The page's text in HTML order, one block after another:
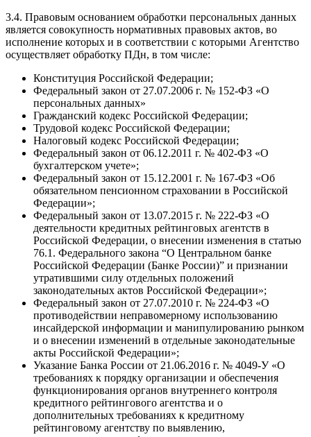
3.4. Правовым основанием обработки персональных данных
является совокупность нормативных правовых актов, во
исполнение которых и в соответствии с которыми Агентство
осуществляет обработку ПДн, в том числе:
Конституция Российской Федерации;
Федеральный закон от 27.07.2006 г. № 152-ФЗ «О
персональных данных»
Гражданский кодекс Российской Федерации;
Трудовой кодекс Российской Федерации;
Налоговый кодекс Российской Федерации;
Федеральный закон от 06.12.2011 г. № 402-ФЗ «О
бухгалтерском учете»;
Федеральный закон от 15.12.2001 г. № 167-ФЗ «Об
обязательном пенсионном страховании в Российской
Федерации»;
Федеральный закон от 13.07.2015 г. № 222-ФЗ «О
деятельности кредитных рейтинговых агентств в
Российской Федерации, о внесении изменения в статью
76.1. Федерального закона “О Центральном банке
Российской Федерации (Банке России)” и признании
утратившими силу отдельных положений
законодательных актов Российской Федерации»;
Федеральный закон от 27.07.2010 г. № 224-ФЗ «О
противодействии неправомерному использованию
инсайдерской информации и манипулированию рынком
и о внесении изменений в отдельные законодательные
акты Российской Федерации»;
Указание Банка России от 21.06.2016 г. № 4049-У «О
требованиях к порядку организации и обеспечения
функционирования органов внутреннего контроля
кредитного рейтингового агентства и о
дополнительных требованиях к кредитному
рейтинговому агентству по выявлению,